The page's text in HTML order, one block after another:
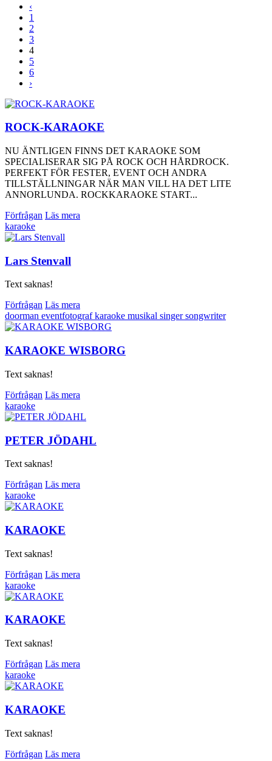
‹
1
2
3
4
5
6
›
ROCK-KARAOKE
NU ÄNTLIGEN FINNS DET KARAOKE SOM
SPECIALISERAR SIG PÅ ROCK OCH HÅRDROCK.
PERFEKT FÖR FESTER, EVENT OCH ANDRA
TILLSTÄLLNINGAR NÄR MAN VILL HA DET LITE
ANNORLUNDA. ROCKKARAOKE START...
Förfrågan Läs mera
karaoke
Lars Stenvall
Text saknas!
Förfrågan Läs mera
doorman eventfotografkaraoke musikal singer songwriter
KARAOKE WISBORG
Text saknas!
Förfrågan Läs mera
karaoke
PETER JÖDAHL
Text saknas!
Förfrågan Läs mera
karaoke
KARAOKE
Text saknas!
Förfrågan Läs mera
karaoke
KARAOKE
Text saknas!
Förfrågan Läs mera
karaoke
KARAOKE
Text saknas!
Förfrågan Läs mera